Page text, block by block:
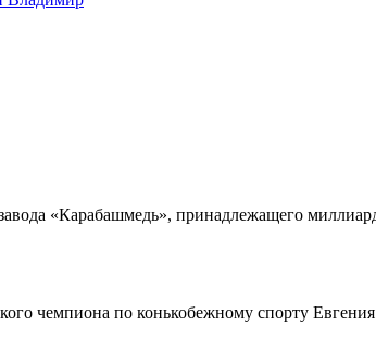
«Карабашмедь», принадлежащего
чемпиона по конькобежному спорту